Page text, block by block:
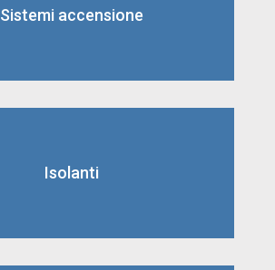
Sistemi accensione
Isolanti